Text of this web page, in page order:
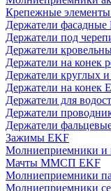
Крепежные
Держатели фасадные
Держатели под
Держатели
Держатели на конек
Держатели круглых
Держатели на конек
Держатели для
Держатели
Держатели
Зажимы EKF
Молниеприемники и
Мачты ММСП EKF
Молниеприемники
Молниеприемники